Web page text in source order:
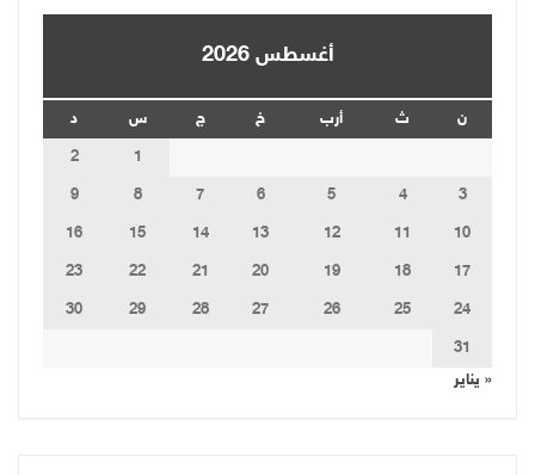
أغسطس 2026
ن ث أرب خ ج س
د
1
2
3
4
5
6
7
8
9
10
11
12
13
14
15
16
17
18
19
20
21
22
23
24
25
26
27
28
29
30
31
« يناير